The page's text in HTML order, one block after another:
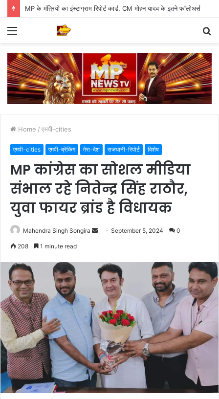
MP के मंत्रियों का इंस्टाग्राम रिपोर्ट कार्ड, CM मोहन यादव के इतने फॉलोअर्स
Menu
Home / एमपी-cities
एमपी-cities एमपी-ब्रेकिंग मेरा-देश राजधानी-रिपोर्ट विशेष
MP कांग्रेस का सोशल मीडिया
संभाल रहे नितेन्द्र सिंह राठौर,
युवा फायर ब्रांड है विधायक
Mahendra Singh Songira
Send September 5, 2024 0
208 1 minute read